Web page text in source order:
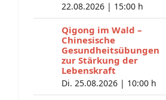
22.08.2026 | 15:00 h
Qigong im Wald –
Chinesische
Gesundheitsübungen
zur Stärkung der
Lebenskraft
Di. 25.08.2026 | 10:00 h